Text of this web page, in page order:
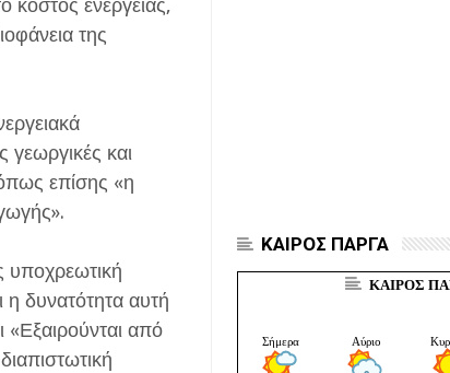
κόστος ενέργειας,
της
και
επίσης «η
δυνατότητα αυτή
«Εξαιρούνται από
ΚΑΙΡΟΣ ΠΑΡΓΑ
ΚΑΙΡΟΣ